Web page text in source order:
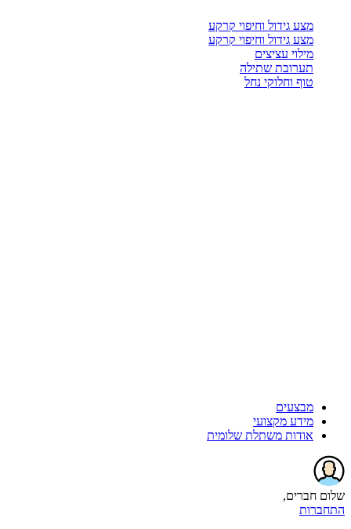
מצע גידול וחיפוי קרקע
מצע גידול וחיפוי קרקע
מילוי עציצים
תערובת שתילה
טוף וחלוקי נחל
מבצעים
מידע מקצועי
אודות משתלת שלומית
שלום חברים,
התחברות